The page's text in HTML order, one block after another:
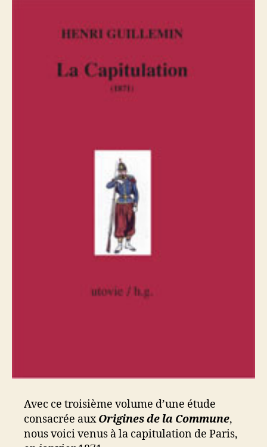
Avec ce troisième volume d’une étude
consacrée auxOrigines de la Commune,
nous voici venus à la capitulation de Paris,